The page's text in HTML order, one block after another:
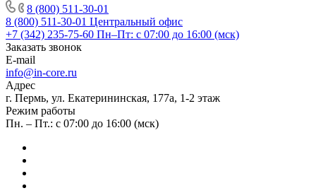
8 (800) 511-30-01
8 (800) 511-30-01 Центральный офис
+7 (342) 235-75-60 Пн–Пт: с 07:00 до 16:00 (мск)
Заказать звонок
E-mail
info@in-core.ru
Адрес
г. Пермь, ул. ​Екатерининская, 177а, ​1-2 этаж
Режим работы
Пн. – Пт.: с 07:00 до 16:00 (мск)